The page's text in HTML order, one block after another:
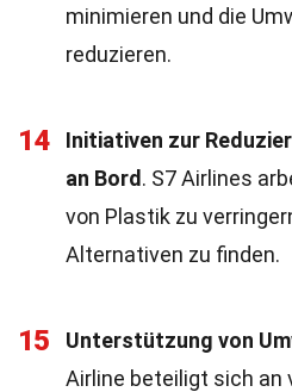
minimieren und die
reduzieren.
14
Initiativen zur
an Bord . S7 Airlines
von Plastik zu
Alternativen zu finden.
15 Unterstützung von
Airline beteiligt sich an